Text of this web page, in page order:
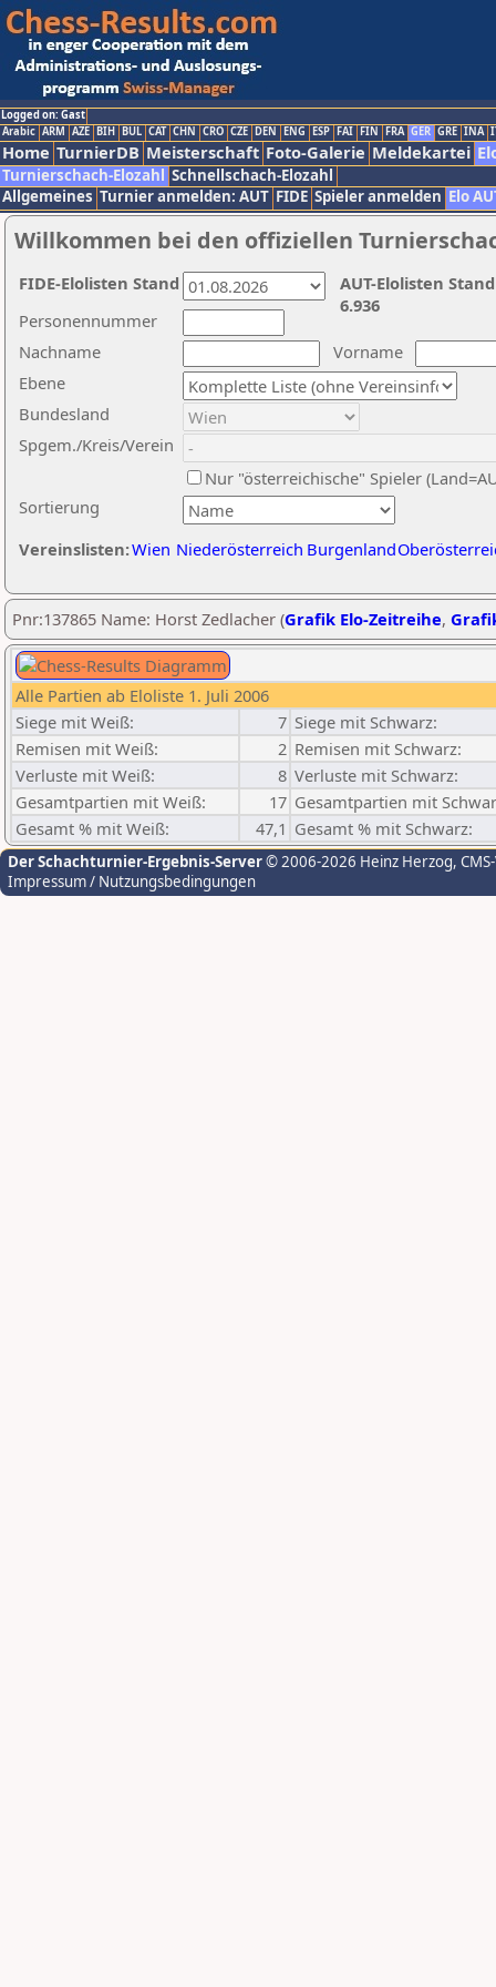
Logged on: Gast
Arabic ARM AZE BIH BUL CAT CHN CRO CZE DEN ENG ESP FAI FIN FRA GER GRE INA
Home TurnierDB Meisterschaft Foto-Galerie Meldekartei
Turnierschach-Elozahl Schnellschach-Elozahl
Allgemeines Turnier anmelden: AUT FIDE Spieler anmelden Elo
Willkommen bei den offiziellen
Nachname
Vorname
Ebene
Sortierung
Personennummer
Bundesland
Spgem./Kreis/Verein
Nur "österreichische" Spieler
Vereinslisten:Wien Niederösterreich Burgenland
AUT-Elolisten
6.936
FIDE-Elolisten Stand
Pnr:137865 Name: Horst Zedlacher (Grafik Elo-Zeitreihe,
Alle Partien ab Eloliste 1. Juli 2006
Siege mit Weiß:
7 Siege mit Schwarz:
Remisen mit Weiß:
2 Remisen mit Schwarz:
Verluste mit Weiß:
8 Verluste mit Schwarz:
Gesamtpartien mit Weiß:
17 Gesamtpartien mit
Gesamt % mit Weiß:
47,1 Gesamt % mit Schwarz:
Der Schachturnier-Ergebnis-Server© 2006-2026 Heinz Herzog,
Impressum / Nutzungsbedingungen